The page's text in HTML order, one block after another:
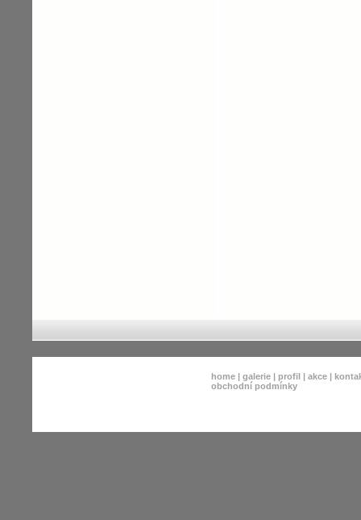
home galerie profil akce
obchodní podmínky